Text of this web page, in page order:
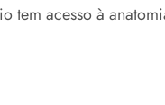
tem acesso à